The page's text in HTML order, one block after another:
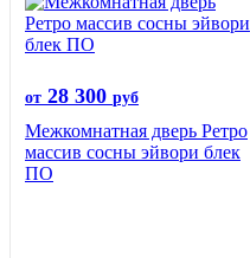
от 28 300 руб
Межкомнатная дверь Ретро
массив сосны эйвори блек
ПО